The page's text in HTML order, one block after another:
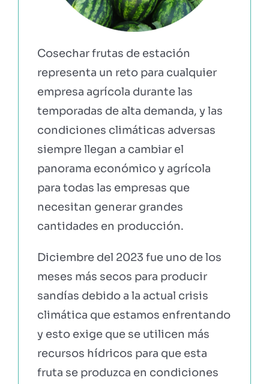
Cosechar frutas de estación
representa un reto para cualquier
empresa agrícola durante las
temporadas de alta demanda, y las
condiciones climáticas adversas
siempre llegan a cambiar el
panorama económico y agrícola
para todas las empresas que
necesitan generar grandes
cantidades en producción.
Diciembre del 2023 fue uno de los
meses más secos para producir
sandías debido a la actual crisis
climática que estamos enfrentando
y esto exige que se utilicen más
recursos hídricos para que esta
fruta se produzca en condiciones